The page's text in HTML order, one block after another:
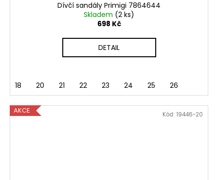
Dívčí sandály Primigi 7864644
Skladem (2 ks)
698 Kč
DETAIL
18 20 21 22 23 24 25 26
AKCE Kód: 19446-20